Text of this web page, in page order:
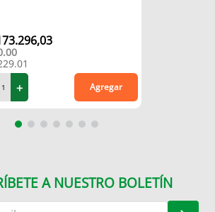
.296,03
＋
Agregar
A NUESTRO BOLETÍN